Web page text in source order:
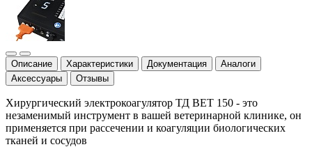
Описание Характеристики Документация
Аналоги
Аксессуары
Отзывы
Хирургический электрокоагулятор ТД ВЕТ 150 - это
незаменимый инструмент в вашей ветеринарной клинике, он
применяется при рассечении и коагуляции биологических
тканей и сосудов